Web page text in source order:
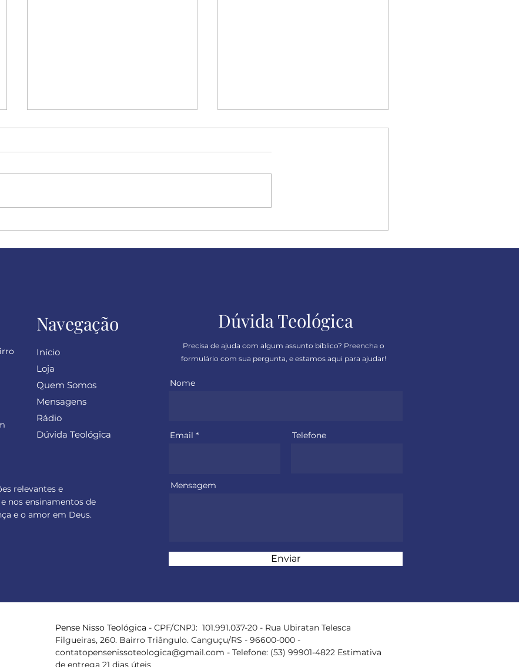
Felicidade!
Navegação
Início
Loja
Quem Somos
Mensagens
Rádio
Dúvida Teológica
relevantes e
nos ensinamentos de
e o amor em Deus.
Dúvida Teológica
Precisa de ajuda com algum assunto bíblico? Preencha o
formulário com sua pergunta, e estamos aqui para ajudar!
Nome
Email Telefone
Mensagem
Enviar
Pense Nisso Teológica - CPF/CNPJ: 101.991.037-20 - Rua Ubiratan Telesca
Filgueiras, 260. Bairro Triângulo. Canguçu/RS - 96600-000 -
contatopensenissoteologica@gmail.com - Telefone: (53) 99901-4822 Estimativa
de entrega 21 dias úteis